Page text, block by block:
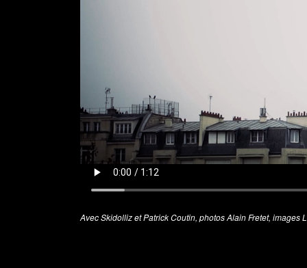
Avec Skidolliz et Patrick Coutin, photos Alain Fretet, images